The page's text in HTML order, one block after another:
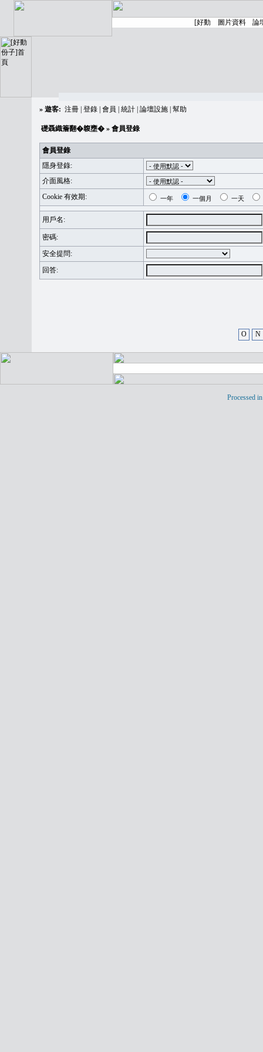
» 遊客: 注冊 登錄 會員 統計 論壇設施 幫助
礎聶織簷翻�䪖壅� » 會員登錄
會員登錄
隱身登錄:
介面風格:
Cookie 有效期:
一年 一個月 一天
用戶名:
密碼:
安全提問:
回答:
O N
Processed